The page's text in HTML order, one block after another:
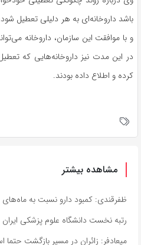
باشد داروخانه‌ای به هر دلیلی تعطیل
و با موافقت این سازمان، داروخانه
در این مدت نیز داروخانه‌هایی که
کرده و اطلاع داده بودند.
مشاهده بیشتر
ظفرقندی: کمبود دارو نسبت به
رتبه نخست دانشگاه علوم پزشکی ایران
میعادفر: زائران در مسیر بازگشت حتما